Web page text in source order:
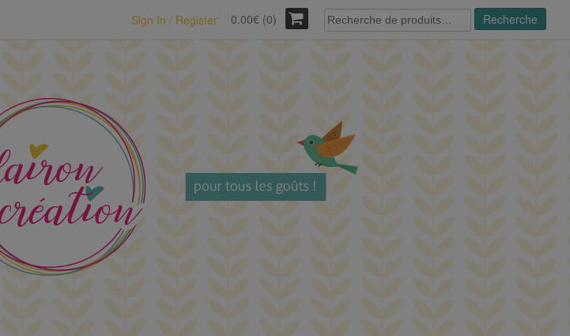
Sign In / Register 0.00€ (0)
Recherche
pour :
Recherche